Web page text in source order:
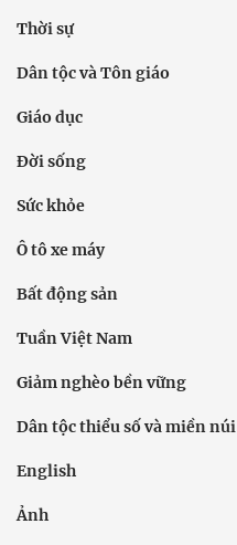
Thời sự
Dân tộc và Tôn giáo
Giáo dục
Đời sống
Sức khỏe
Ô tô xe máy
Bất động sản
Tuần Việt Nam
Giảm nghèo bền vững
Dân tộc thiểu số và miền núi
English
Ảnh